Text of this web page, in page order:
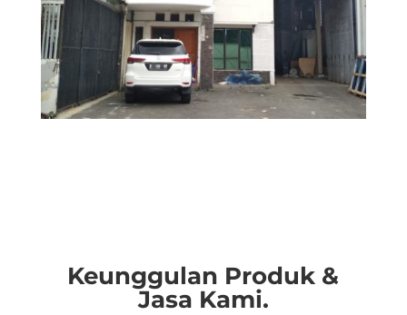
Keunggulan Produk &
Jasa Kami.